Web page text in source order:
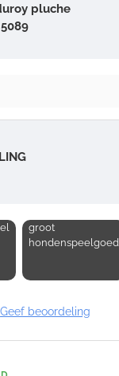
pluche
wordt niet vertaald!
groot
hondenspeelgoed
Geef beoordeling